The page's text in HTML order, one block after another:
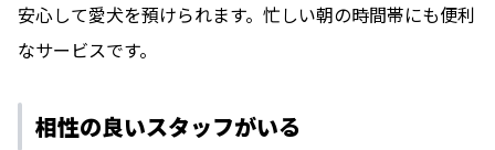
安心して愛犬を預けられます。忙しい朝の時間帯にも便利
なサービスです。
相性の良いスタッフがいる